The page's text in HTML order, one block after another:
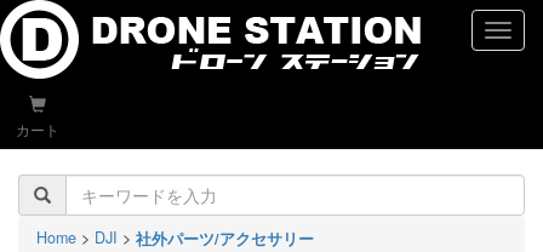
カート
Home > DJI > 社外パーツ/アクセサリー